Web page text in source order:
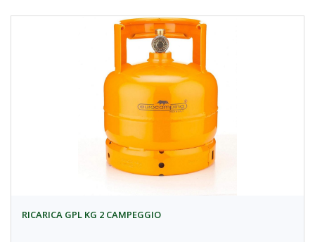
RICARICA GPL KG 2 CAMPEGGIO